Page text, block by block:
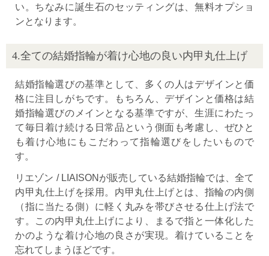
い。ちなみに誕生石のセッティングは、無料オプショ
ンとなります。
4.全ての結婚指輪が着け心地の良い内甲丸仕上げ
結婚指輪選びの基準として、多くの人はデザインと価
格に注目しがちです。もちろん、デザインと価格は結
婚指輪選びのメインとなる基準ですが、生涯にわたっ
て毎日着け続ける日常品という側面も考慮し、ぜひと
も着け心地にもこだわって指輪選びをしたいもので
す。
リエゾン / LIAISONが販売している結婚指輪では、全て
内甲丸仕上げを採用。内甲丸仕上げとは、指輪の内側
（指に当たる側）に軽く丸みを帯びさせる仕上げ法で
す。この内甲丸仕上げにより、まるで指と一体化した
かのような着け心地の良さが実現。着けていることを
忘れてしまうほどです。